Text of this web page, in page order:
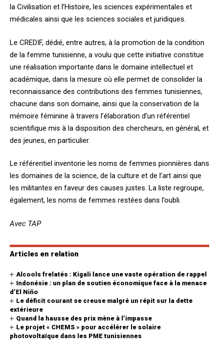
la Civilisation et l’Histoire, les sciences expérimentales et
médicales ainsi que les sciences sociales et juridiques.
Le CREDIF, dédié, entre autres, à la promotion de la condition
de la femme tunisienne, a voulu que cette initiative constitue
une réalisation importante dans le domaine intellectuel et
académique, dans la mesure où elle permet de consolider la
reconnaissance des contributions des femmes tunisiennes,
chacune dans son domaine, ainsi que la conservation de la
mémoire féminine à travers l’élaboration d’un référentiel
scientifique mis à la disposition des chercheurs, en général, et
des jeunes, en particulier.
Le référentiel inventorie les noms de femmes pionnières dans
les domaines de la science, de la culture et de l’art ainsi que
les militantes en faveur des causes justes. La liste regroupe,
également, les noms de femmes restées dans l’oubli.
Avec TAP
Articles en relation
Alcools frelatés : Kigali lance une vaste opération de rappel
Indonésie : un plan de soutien économique face à la menace
d’El Niño
Le déficit courant se creuse malgré un répit sur la dette
extérieure
Quand la hausse des prix mène à l’impasse
Le projet « CHEMS » pour accélérer le solaire
photovoltaïque dans les PME tunisiennes